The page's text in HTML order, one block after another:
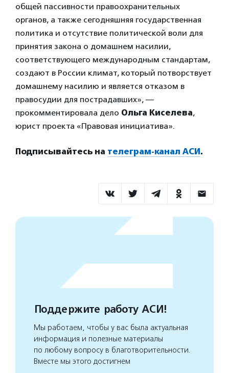
общей пассивности правоохранительных
органов, а также сегодняшняя государственная
политика и отсутствие политической воли для
принятия закона о домашнем насилии,
соответствующего международным стандартам,
создают в России климат, который потворствует
домашнему насилию и является отказом в
правосудии для пострадавших», —
прокомментировала дело Ольга Киселева,
юрист проекта «Правовая инициатива».
Подписывайтесь на телеграм-канал АСИ .
Поддержите работу АСИ!
Мы работаем, чтобы у вас была актуальная
информация и полезные материалы
по любому вопросу в благотворительности.
Вместе мы этого достигнем